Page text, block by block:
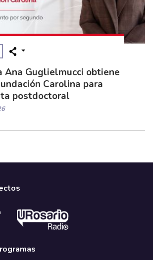
Ana Guglielmucci obtiene
Carolina para
postdoctoral